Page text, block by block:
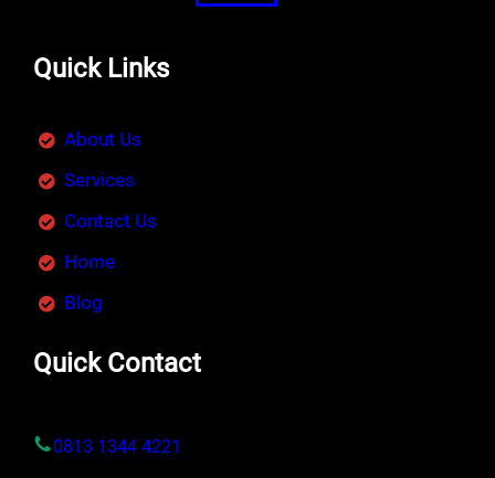
Quick Links
About Us
Services
Contact Us
Home
Blog
Quick Contact
0813 1344 4221